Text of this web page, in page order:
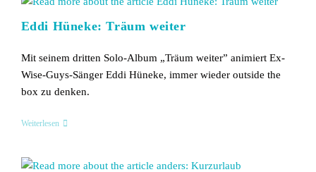
So
Eddi Hüneke: Träum weiter
Mit seinem dritten Solo-Album „Träum weiter” animiert Ex-
Wise-Guys-Sänger Eddi Hüneke, immer wieder outside the
box zu denken.
WeiterlesenEddi